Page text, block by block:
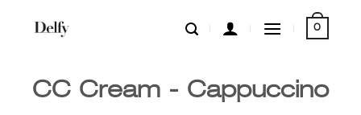
0
CC Cream - Cappuccino